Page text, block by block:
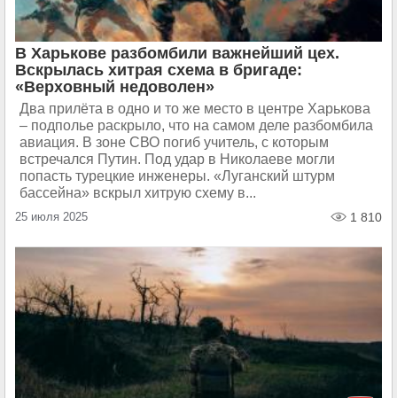
В Харькове разбомбили важнейший цех.
Вскрылась хитрая схема в бригаде:
«Верховный недоволен»
Два прилёта в одно и то же место в центре Харькова
– подполье раскрыло, что на самом деле разбомбила
авиация. В зоне СВО погиб учитель, с которым
встречался Путин. Под удар в Николаеве могли
попасть турецкие инженеры. «Луганский штурм
бассейна» вскрыл хитрую схему в...
25 июля 2025 1 810